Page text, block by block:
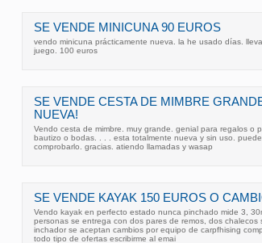
SE VENDE MINICUNA 90 EUROS
vendo minicuna prácticamente nueva. la he usado días.
juego. 100 euros
SE VENDE CESTA DE MIMBRE
NUEVA!
Vendo cesta de mimbre. muy grande. genial para regalos o
bautizo o bodas. . . . esta totalmente nueva y sin uso.
comprobarlo. gracias. atiendo llamadas y wasap
SE VENDE KAYAK 150 EUROS O
Vendo kayak en perfecto estado nunca pinchado mide 3,
personas se entrega con dos pares de remos, dos chalecos
inchador se aceptan cambios por equipo de carpfhising
todo tipo de ofertas escribirme al emai